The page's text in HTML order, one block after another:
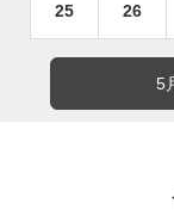
25 26
5